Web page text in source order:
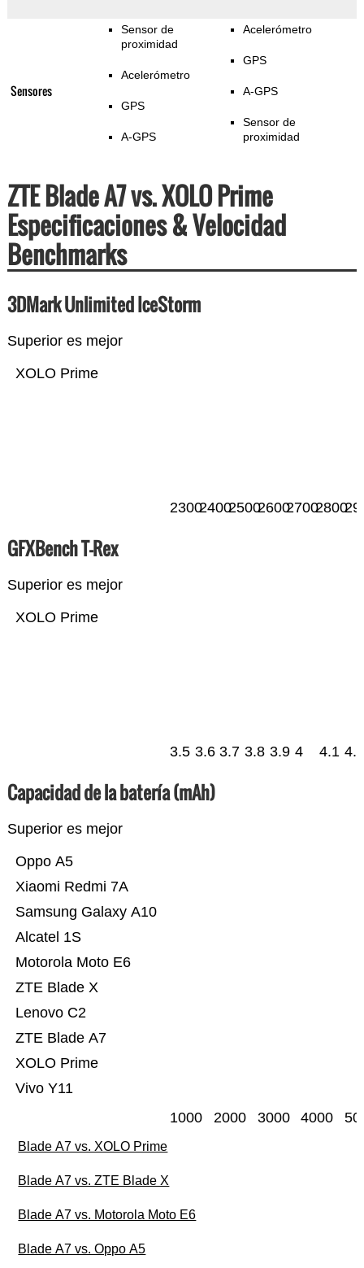
Sensores
Sensor de
proximidad
Acelerómetro
GPS
A-GPS
Acelerómetro
GPS
A-GPS
Sensor de
proximidad
ZTE Blade A7 vs. XOLO Prime
Especificaciones & Velocidad
Benchmarks
3DMark Unlimited IceStorm
Superior es mejor
XOLO Prime
230024002500260027002800
GFXBench T-Rex
Superior es mejor
XOLO Prime
3.5 3.6 3.7 3.8 3.9 4 4.1 4.2
Capacidad de la batería (mAh)
Superior es mejor
Vivo Y11
XOLO Prime
ZTE Blade A7
Lenovo C2
ZTE Blade X
Motorola Moto E6
Alcatel 1S
Samsung Galaxy A10
Xiaomi Redmi 7A
Oppo A5
1000 2000 3000 4000
Blade A7 vs. XOLO Prime
Blade A7 vs. ZTE Blade X
Blade A7 vs. Motorola Moto E6
Blade A7 vs. Oppo A5